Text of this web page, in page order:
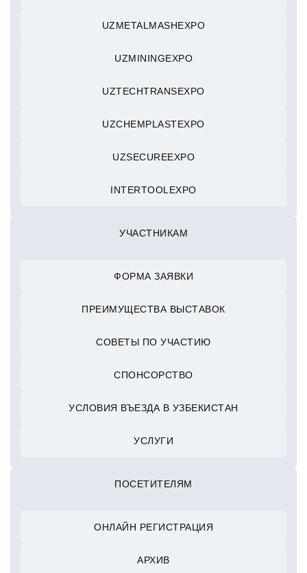
UZMETALMASHEXPO
UZMININGEXPO
UZTECHTRANSEXPO
UZCHEMPLASTEXPO
UZSECUREEXPO
INTERTOOLEXPO
УЧАСТНИКАМ
ФОРМА ЗАЯВКИ
ПРЕИМУЩЕСТВА ВЫСТАВОК
СОВЕТЫ ПО УЧАСТИЮ
СПОНСОРСТВО
УСЛОВИЯ ВЪЕЗДА В УЗБЕКИСТАН
УСЛУГИ
ПОСЕТИТЕЛЯМ
ОНЛАЙН РЕГИСТРАЦИЯ
АРХИВ